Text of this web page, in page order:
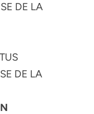
DE LA
DE LA